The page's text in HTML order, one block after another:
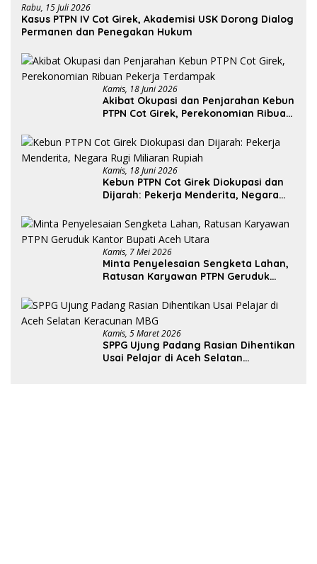
Rabu, 15 Juli 2026
Kasus PTPN IV Cot Girek, Akademisi USK Dorong Dialog
Permanen dan Penegakan Hukum
Kamis, 18 Juni 2026
Akibat Okupasi dan Penjarahan Kebun
PTPN Cot Girek, Perekonomian Ribuan
Kamis, 18 Juni 2026
Kebun PTPN Cot Girek Diokupasi dan
Dijarah: Pekerja Menderita, Negara
Kamis, 7 Mei 2026
Minta Penyelesaian Sengketa Lahan,
Ratusan Karyawan PTPN Geruduk
Kamis, 5 Maret 2026
SPPG Ujung Padang Rasian Dihentikan
Usai Pelajar di Aceh Selatan